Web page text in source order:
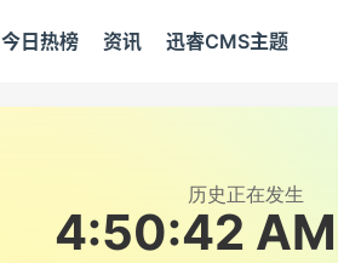
今日热榜 资讯 迅睿CMS主题
历史正在发生
4:50:42 AM